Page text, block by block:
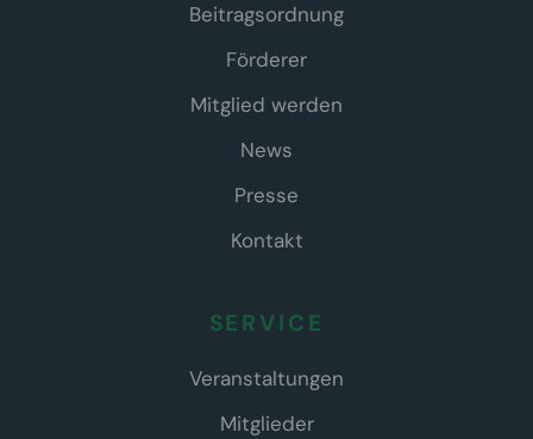
Beitragsordnung
Förderer
Mitglied werden
News
Presse
Kontakt
SERVICE
Veranstaltungen
Mitglieder